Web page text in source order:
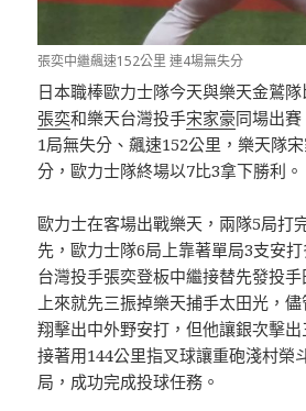
張奕中繼飆速152公里 連4場無失分
日本職棒歐力士隊今天與樂天金鷲
張奕和樂天台灣投手宋家豪同場出
1局無失分、飆速152公里，樂天隊
分，歐力士隊終場以7比3拿下勝利。
歐力士在客場出戰樂天，兩隊5局打
先，歐力士隊6局上靠著單局3支安
台灣投手張奕登板中繼接替先發投
上來就先三振掉樂天捕手太田光，
翔擊出中外野安打，但他讓銀次擊出
接著用144公里指叉球讓重砲淺村榮
局，成功完成投球任務。